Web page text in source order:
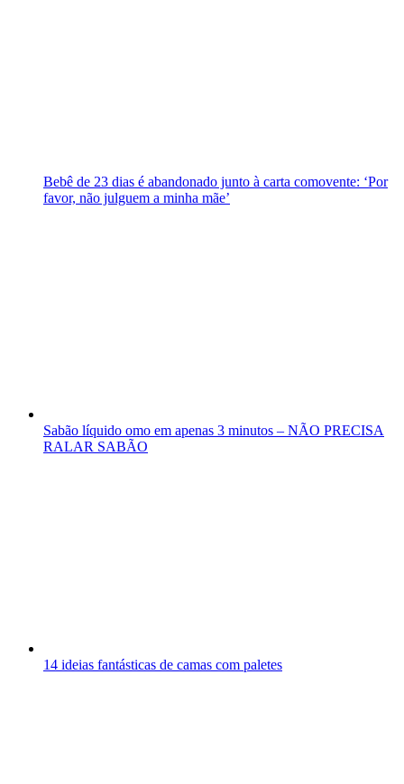
Bebê de 23 dias é abandonado junto à carta comovente: ‘Por
favor, não julguem a minha mãe’
Sabão líquido omo em apenas 3 minutos – NÃO PRECISA
RALAR SABÃO
14 ideias fantásticas de camas com paletes